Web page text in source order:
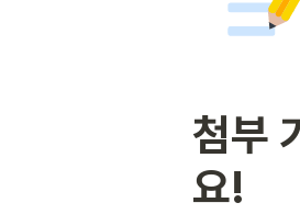
첨부
요!